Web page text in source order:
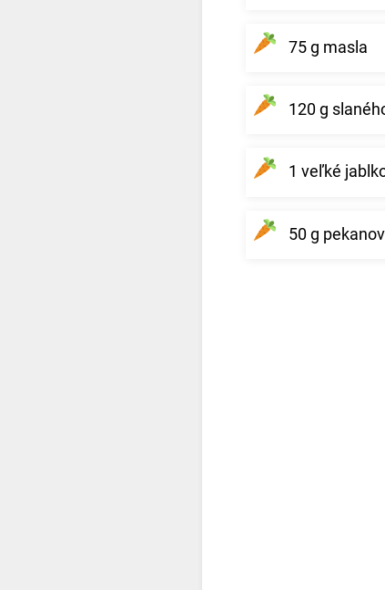
75 g masla
120 g
1 veľké
50 g